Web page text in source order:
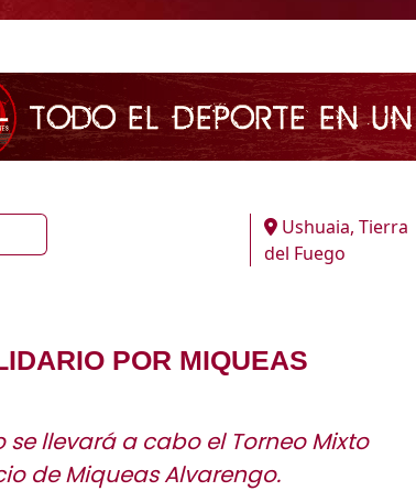
Ushuaia, Tierra
del Fuego
POR MIQUEAS
llevará a cabo el Torneo Mixto
de Miqueas Alvarengo.